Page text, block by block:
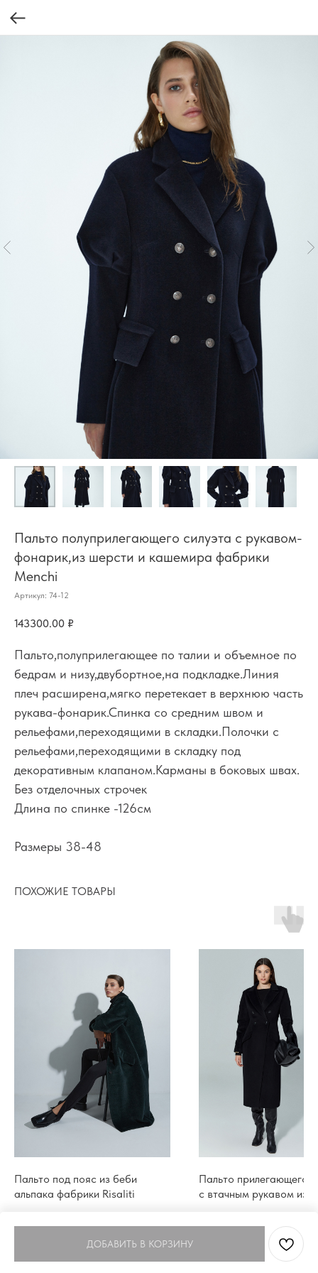
Пальто полуприлегающего силуэта с рукавом-
фонарик,из шерсти и кашемира фабрики
Menchi
Артикул: 74-12
143300.00 ₽
ДОБАВИТЬ В КОРЗИНУ
Пальто,полуприлегающее по талии и объемное по
бедрам и низу,двубортное,на подкладке.Линия
плеч расширена,мягко перетекает в верхнюю часть
рукава-фонарик.Спинка со средним швом и
рельефами,переходящими в складки.Полочки с
рельефами,переходящими в складку под
декоративным клапаном.Карманы в боковых швах.
Без отделочных строчек
Длина по спинке -126см
Размеры 38-48
ПОХОЖИЕ ТОВАРЫ
Пальто под пояс из беби
альпака фабрики Risaliti
Пальто прилегающего
с втачным рукавом из